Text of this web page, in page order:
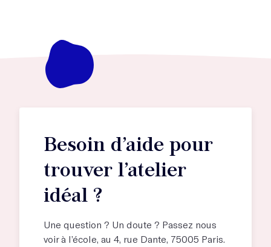
Besoin d’aide pour
trouver l’atelier
idéal ?
Une question ? Un doute ? Passez nous
voir à l’école, au 4, rue Dante, 75005 Paris.